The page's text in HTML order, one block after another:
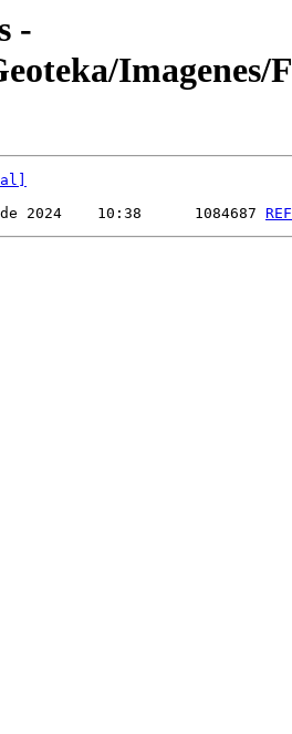
-
Imagenes/
2024    10:38      1084687